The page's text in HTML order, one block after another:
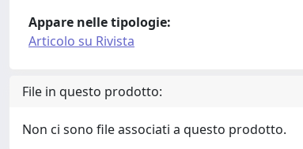
Appare nelle tipologie:
Articolo su Rivista
File in questo prodotto:
Non ci sono file associati a questo prodotto.